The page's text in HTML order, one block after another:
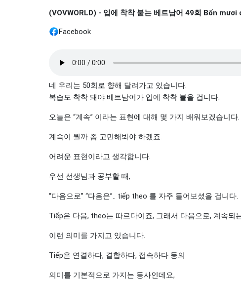
(VOVWORLD) - 입에 착착 붙는 베트남어 49회 Bốn
Facebook
네 우리는 50회로 향해 달려가고 있습니다.
복습도 착착 돼야 베트남어가 입에 착착 붙을 겁니다.
오늘은 “계속” 이라는 표현에 대해 몇 가지 배워보겠습니다.
계속이 뭘까 좀 고민해봐야 하겠죠.
어려운 표현이라고 생각합니다.
우선 선생님과 공부할 때,
“다음으로” “다음은”.. tiếp theo 를 자주 들어보셨을 겁니다.
Tiếp은 다음, theo는 따르다이죠, 그래서 다음으로, 계속되
이런 의미를 가지고 있습니다.
Tiếp은 연결하다, 결합하다, 접속하다 등의
의미를 기본적으로 가지는 동사인데요,